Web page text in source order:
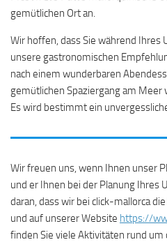
gemütlichen Ort an.
Wir hoffen, dass Sie während Ihres
unsere gastronomischen
nach einem wunderbaren
gemütlichen Spaziergang am Meer
Es wird bestimmt ein
Wir freuen uns, wenn Ihnen unser
und er Ihnen bei der Planung Ihres
daran, dass wir bei click-mallorca
und auf unserer Website https://
finden Sie viele Aktivitäten rund um